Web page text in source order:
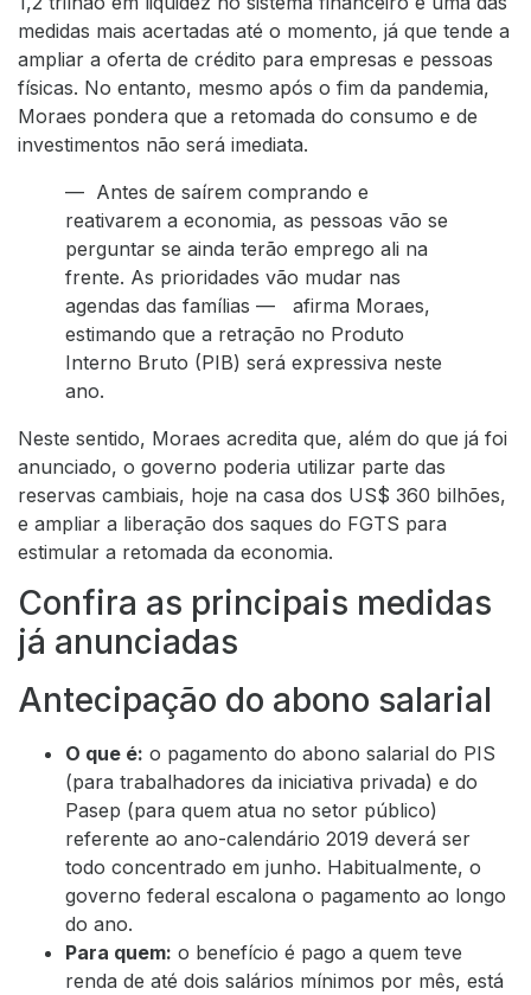
medidas mais acertadas até o momento, já que tende a
ampliar a oferta de crédito para empresas e pessoas
físicas. No entanto, mesmo após o fim da pandemia,
Moraes pondera que a retomada do consumo e de
investimentos não será imediata.
— Antes de saírem comprando e
reativarem a economia, as pessoas vão se
perguntar se ainda terão emprego ali na
frente. As prioridades vão mudar nas
agendas das famílias — afirma Moraes,
estimando que a retração no Produto
Interno Bruto (PIB) será expressiva neste
ano.
Neste sentido, Moraes acredita que, além do que já foi
anunciado, o governo poderia utilizar parte das
reservas cambiais, hoje na casa dos US$ 360 bilhões,
e ampliar a liberação dos saques do FGTS para
estimular a retomada da economia.
Confira as principais medidas
já anunciadas
Antecipação do abono salarial
O que é: o pagamento do abono salarial do PIS
(para trabalhadores da iniciativa privada) e do
Pasep (para quem atua no setor público)
referente ao ano-calendário 2019 deverá ser
todo concentrado em junho. Habitualmente, o
governo federal escalona o pagamento ao longo
do ano.
Para quem: o benefício é pago a quem teve
renda de até dois salários mínimos por mês, está